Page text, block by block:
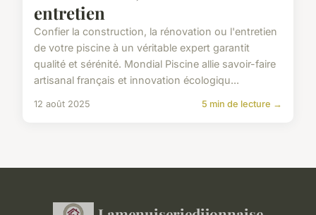
entretien
Confier la construction, la rénovation ou l'entretien
de votre piscine à un véritable expert garantit
qualité et sérénité. Mondial Piscine allie savoir-faire
artisanal français et innovation écologiqu...
12 août 2025 5 min de lecture →